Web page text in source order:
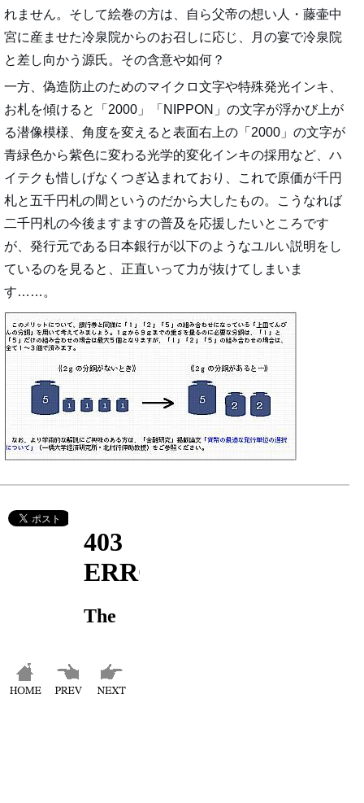
れません。そして絵巻の方は、自ら父帝の想い人・藤壷中
宮に産ませた冷泉院からのお召しに応じ、月の宴で冷泉院
と差し向かう源氏。その含意や如何？
一方、偽造防止のためのマイクロ文字や特殊発光インキ、
お札を傾けると「2000」「NIPPON」の文字が浮かび上が
る潜像模様、角度を変えると表面右上の「2000」の文字が
青緑色から紫色に変わる光学的変化インキの採用など、ハ
イテクも惜しげなくつぎ込まれており、これで原価が千円
札と五千円札の間というのだから大したもの。こうなれば
二千円札の今後ますますの普及を応援したいところです
が、発行元である日本銀行が以下のようなユルい説明をし
ているのを見ると、正直いって力が抜けてしまいま
す……。